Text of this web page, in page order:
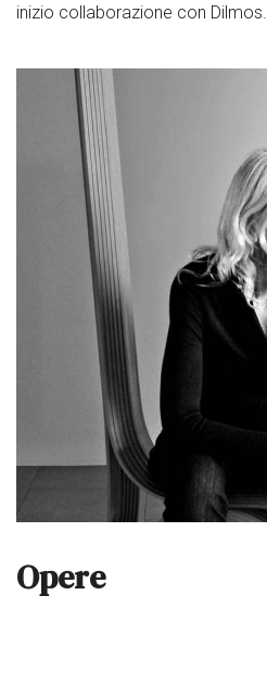
inizio collaborazione con Dilmos.
Opere